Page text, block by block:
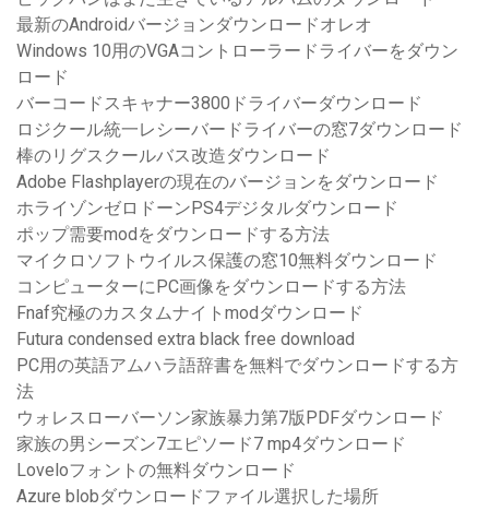
最新のAndroidバージョンダウンロードオレオ
Windows 10用のVGAコントローラードライバーをダウン
ロード
バーコードスキャナー3800ドライバーダウンロード
ロジクール統一レシーバードライバーの窓7ダウンロード
棒のリグスクールバス改造ダウンロード
Adobe Flashplayerの現在のバージョンをダウンロード
ホライゾンゼロドーンPS4デジタルダウンロード
ポップ需要modをダウンロードする方法
マイクロソフトウイルス保護の窓10無料ダウンロード
コンピューターにPC画像をダウンロードする方法
Fnaf究極のカスタムナイトmodダウンロード
Futura condensed extra black free download
PC用の英語アムハラ語辞書を無料でダウンロードする方
法
ウォレスローバーソン家族暴力第7版PDFダウンロード
家族の男シーズン7エピソード7 mp4ダウンロード
Loveloフォントの無料ダウンロード
Azure blobダウンロードファイル選択した場所